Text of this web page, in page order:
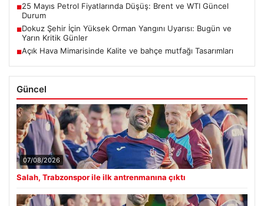
■25 Mayıs Petrol Fiyatlarında Düşüş: Brent ve WTI Güncel
Durum
■Dokuz Şehir İçin Yüksek Orman Yangını Uyarısı: Bugün ve
Yarın Kritik Günler
■Açık Hava Mimarisinde Kalite ve bahçe mutfağı Tasarımları
Güncel
07/08/2026
Salah, Trabzonspor ile ilk antrenmanına çıktı